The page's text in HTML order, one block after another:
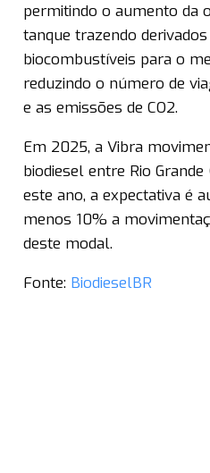
permitindo o aumento da
tanque trazendo
biocombustíveis para o
reduzindo o número de
e as emissões de CO2.
Em 2025, a Vibra
biodiesel entre Rio Grande
este ano, a expectativa é
menos 10% a
deste modal.
Fonte: BiodieselBR